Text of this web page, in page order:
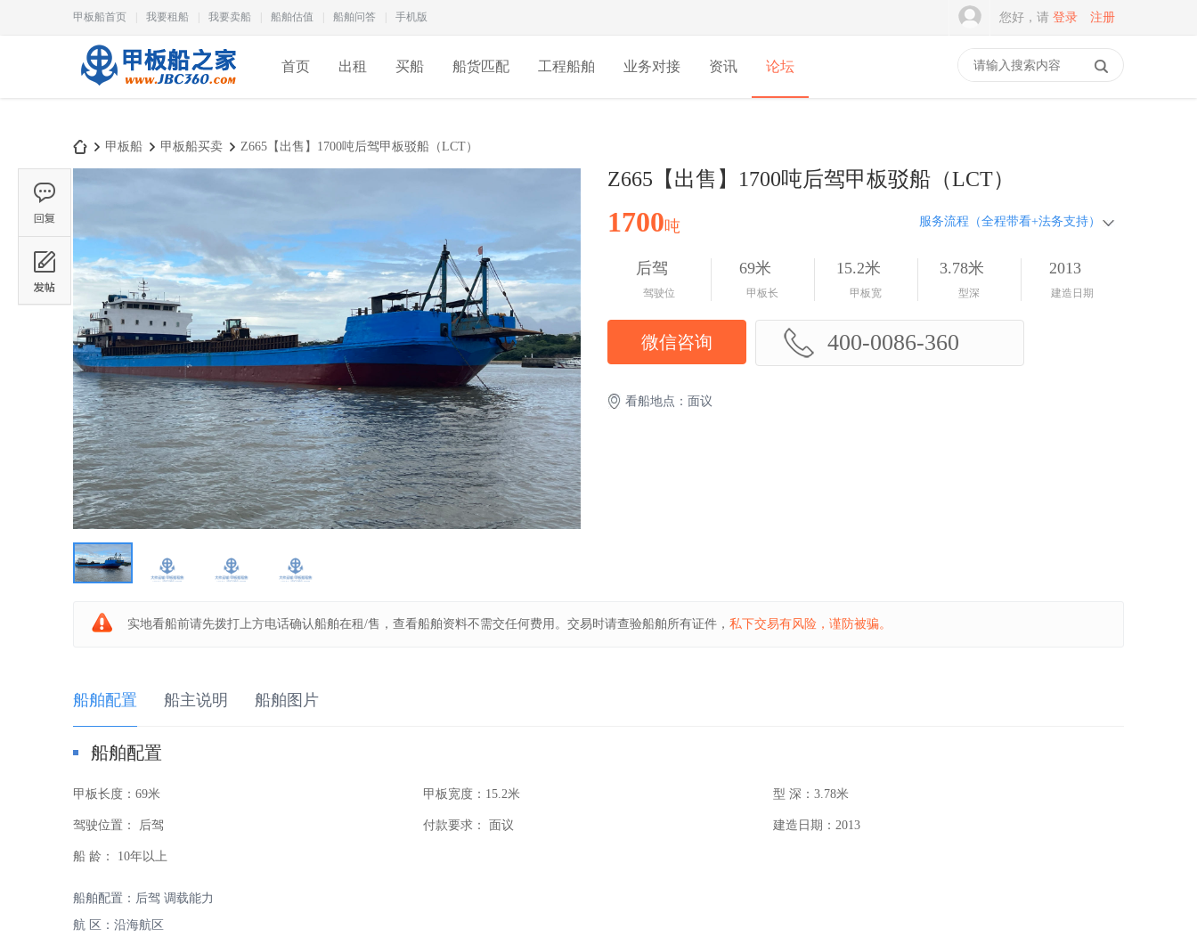
甲板船首页 我要租船 我要卖船 船舶估值 船舶问答 手机版 您好，请 登录 注册
首页 出租 买船 船货匹配 工程船舶 业务对接 资讯 论坛
板
船
之
家
甲板船 甲板船买卖 Z665【出售】1700吨后驾甲板驳船（LCT）
Z665【出售】1700吨后驾甲板驳船（LCT）
1700吨 服务流程（全程带看+法务支持）
后驾
驾驶位
69米
甲板长
15.2米
甲板宽
3.78米
型深
2013
建造日期
微信咨询 400-0086-360
看船地点：面议
实地看船前请先拨打上方电话确认船舶在租/售，查看船舶资料不需交任何费用。交易时请查验船舶所有证件， 私下交易有风险，谨防被骗。
船舶配置 船主说明 船舶图片
船舶配置
甲板长度： 69米 甲板宽度： 15.2米 型 深： 3.78米
驾驶位置： 后驾 付款要求： 面议 建造日期： 2013
船 龄： 10年以上
船舶配置：后驾 调载能力
航 区：沿海航区